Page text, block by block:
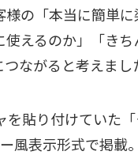
の「本当に簡単
えるのか」「き
ながると考えまし
貼り付けていた
風表示形式で掲載